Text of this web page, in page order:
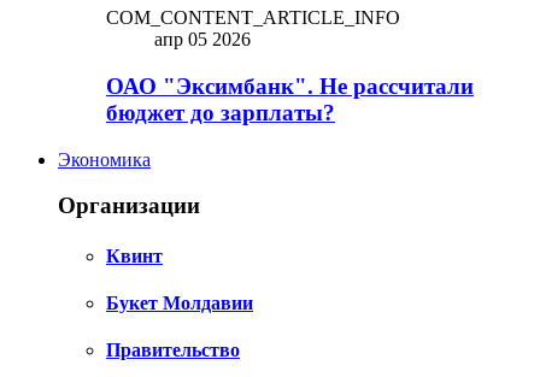
COM_CONTENT_ARTICLE_INFO
апр 05 2026
ОАО "Эксимбанк". Не рассчитали
бюджет до зарплаты?
Экономика
Организации
Квинт
Букет Молдавии
Правительство